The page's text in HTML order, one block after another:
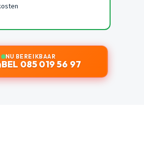
NU BEREIKBAAR
BEL 085 019 56 97